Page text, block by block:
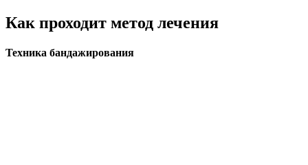
Как проходит метод лечения
Техника бандажирования